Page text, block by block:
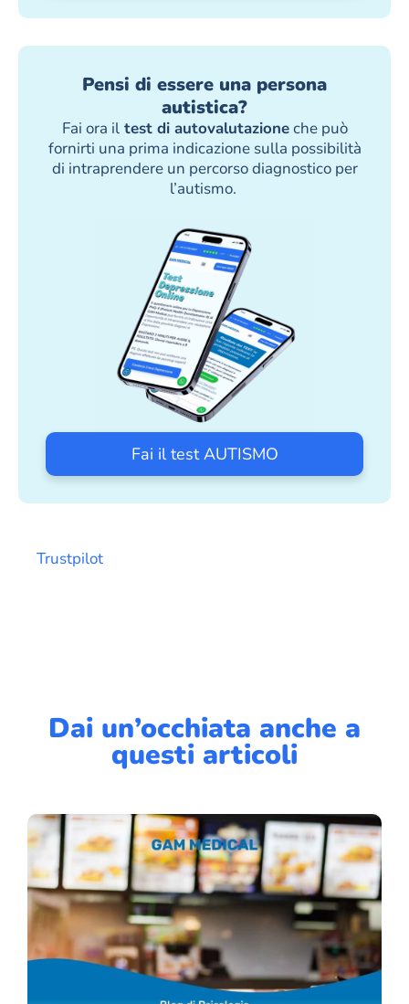
Pensi di essere una persona
autistica?
Fai ora iltest di autovalutazioneche può
fornirti una prima indicazione sulla possibilità
di intraprendere un percorso diagnostico per
l’autismo.
Fai il test AUTISMO
Trustpilot
Dai un’occhiata anche a
questi articoli